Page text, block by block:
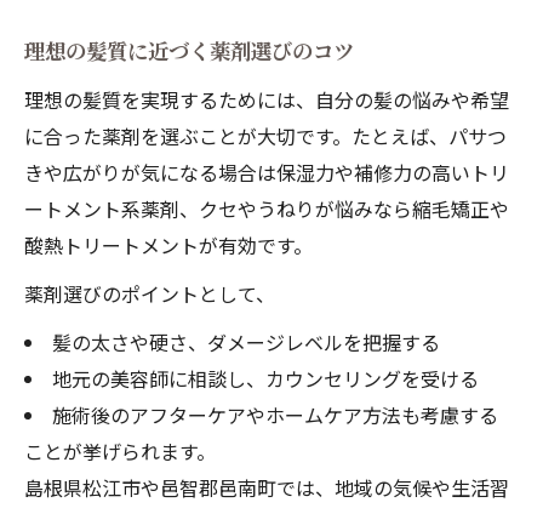
髪質改善で使われる薬剤の種類を解説
薬剤ごとに異なる髪質改善の仕組み
髪質改善に効果的な薬剤の役割とは
注目の髪質改善薬剤の特徴を紹介
髪質に合わせた薬剤選びのポイント
持続性を高める髪質改善のコツと注意点
髪質改善の効果を長持ちさせる方法
薬剤選びで左右される持続性の秘密
髪質改善後のケアで差がつくポイント
失敗しない髪質改善のための注意点
薬剤と相性の良いケア方法の紹介
理想の髪質に近づく薬剤選びのコツ
理想の髪質を実現するためには、自分の髪の悩みや希望
に合った薬剤を選ぶことが大切です。たとえば、パサつ
きや広がりが気になる場合は保湿力や補修力の高いトリ
ートメント系薬剤、クセやうねりが悩みなら縮毛矯正や
酸熱トリートメントが有効です。
薬剤選びのポイントとして、
髪の太さや硬さ、ダメージレベルを把握する
地元の美容師に相談し、カウンセリングを受ける
施術後のアフターケアやホームケア方法も考慮する
ことが挙げられます。
島根県松江市や邑智郡邑南町では、地域の気候や生活習